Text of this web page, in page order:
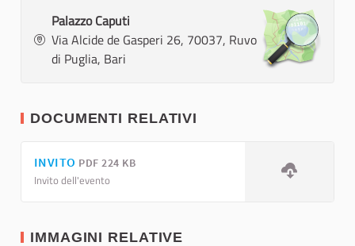
Palazzo Caputi
Via Alcide de Gasperi 26, 70037, Ruvo
di Puglia, Bari
DOCUMENTI RELATIVI
INVITO PDF 224 KB
Invito dell'evento
IMMAGINI RELATIVE